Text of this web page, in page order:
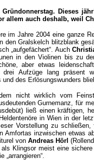
Dieses
allem auch deshalb, weil
im Jahre 2004 eine ganze
den Gralskelch blitzblank
„aufgefächert“. Auch
in den Violinen bis zu
aber etwas
drei Aufzüge lang präsent
und des Erlösungswunders
nicht wirklich vom
Gurnemanz, für
ließ einen kräftigen,
in Wien in der
Vorstellung zu
Amfortas inzwischen etwas
von Andreas Hörl
Klingsor meist eine
„arrangieren“.